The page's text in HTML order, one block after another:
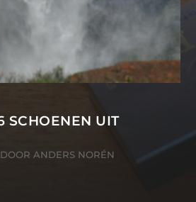
SCHOENEN UIT
ANDERS NORÉN